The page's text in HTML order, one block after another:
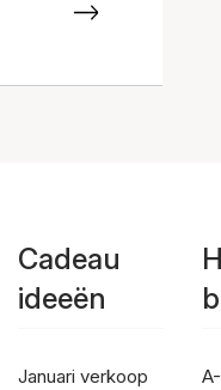
Cadeau
ideeën
Januari verkoop